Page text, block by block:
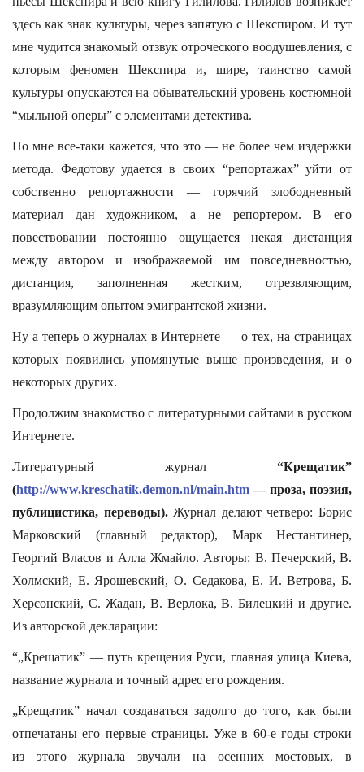
здесь как знак культуры, через запятую с Шекспиром. И тут
мне чудится знакомый отзвук отроческого воодушевления, с
которым феномен Шекспира и, шире, таинство самой
культуры опускаются на обывательский уровень костюмной
“мыльной оперы” с элементами детектива.
Но мне все-таки кажется, что это — не более чем издержки
метода. Федотову удается в своих “репортажах” уйти от
собственно репортажности — горячий злободневный
материал дан художником, а не репортером. В его
повествовании постоянно ощущается некая дистанция
между автором и изображаемой им повседневностью,
дистанция, заполненная жестким, отрезвляющим,
вразумляющим опытом эмигрантской жизни.
Ну а теперь о журналах в Интернете — о тех, на страницах
которых появились упомянутые выше произведения, и о
некоторых других.
Продолжим знакомство с литературными сайтами в русском
Интернете.
Литературный журнал “Крещатик”
(http://www.kreschatik.demon.nl/main.htm — проза, поэзия,
публицистика, переводы).Журнал делают четверо: Борис
Марковский (главный редактор), Марк Нестантинер,
Георгий Власов и Алла Жмайло. Авторы: В. Печерский, В.
Холмский, Е. Ярошевский, О. Седакова, Е. И. Ветрова, Б.
Херсонский, С. Жадан, В. Верлока, В. Билецкий и другие.
Из авторской декларации:
“„Крещатик” — путь крещения Руси, главная улица Киева,
название журнала и точный адрес его рождения.
„Крещатик” начал создаваться задолго до того, как были
отпечатаны его первые страницы. Уже в 60-е годы строки
из этого журнала звучали на осенних мостовых, в